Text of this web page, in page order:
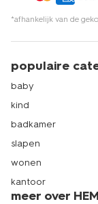
*afhankelijk van de
populaire
baby
kind
badkamer
slapen
wonen
kantoor
meer over